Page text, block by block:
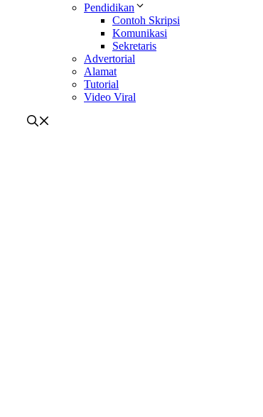
Pendidikan
Contoh Skripsi
Komunikasi
Sekretaris
Advertorial
Alamat
Tutorial
Video Viral